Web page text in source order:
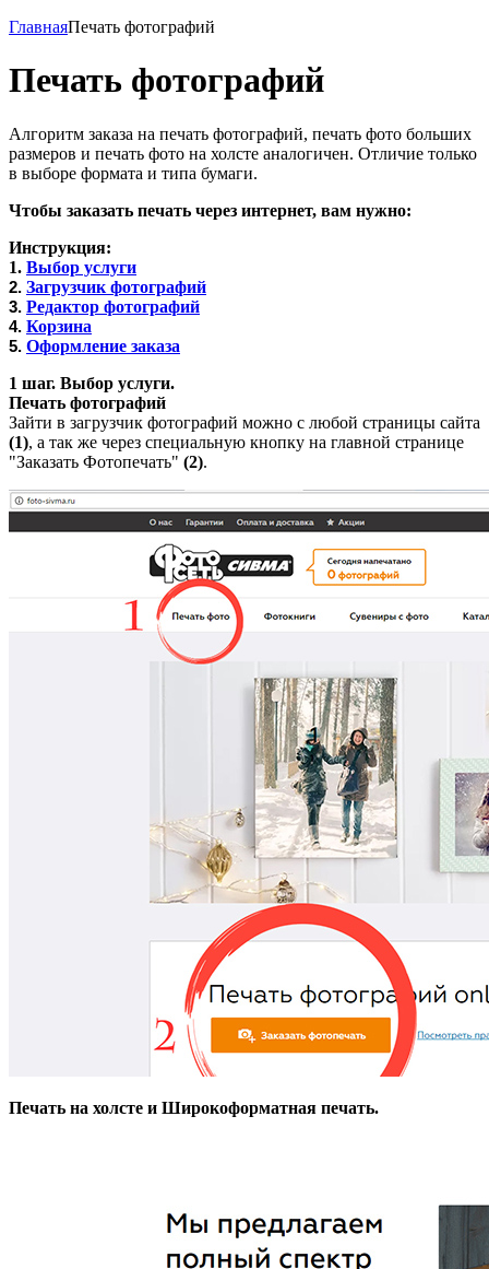
ГлавнаяПечать фотографий
Печать фотографий
Алгоритм заказа на печать фотографий, печать фото больших
размеров и печать фото на холсте аналогичен. Отличие только
в выборе формата и типа бумаги.
Чтобы заказать печать через интернет, вам нужно:
Инструкция:
1. Выбор услуги
2. Загрузчик фотографий
3. Редактор фотографий
4. Корзина
5. Оформление заказа
1 шаг. Выбор услуги.
Печать фотографий
Зайти в загрузчик фотографий можно с любой страницы сайта
(1), а так же через специальную кнопку на главной странице
"Заказать Фотопечать" (2).
Печать на холсте и Широкоформатная печать.